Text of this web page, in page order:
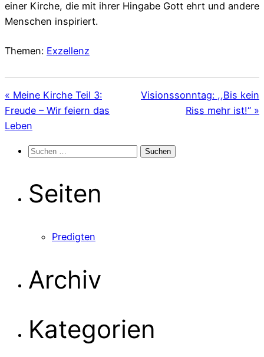
einer Kirche, die mit ihrer Hingabe Gott ehrt und andere
Menschen inspiriert.
Themen: Exzellenz
« Meine Kirche Teil 3:
Freude – Wir feiern das
Leben
Visionssonntag: ,,Bis kein
Riss mehr ist!“ »
Suchen
Seiten
Predigten
Archiv
Kategorien